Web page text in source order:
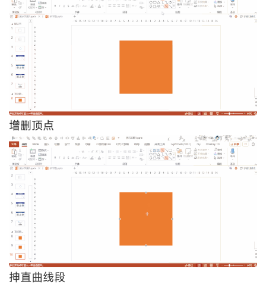
增删顶点
抻直曲线段